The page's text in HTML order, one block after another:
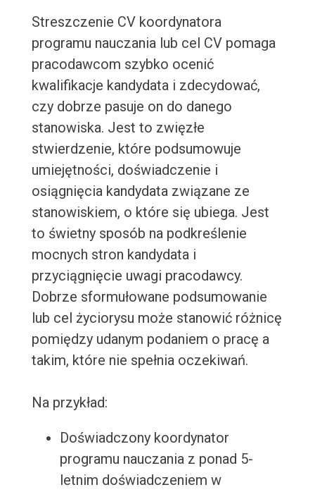
Streszczenie CV koordynatora
programu nauczania lub cel CV pomaga
pracodawcom szybko ocenić
kwalifikacje kandydata i zdecydować,
czy dobrze pasuje on do danego
stanowiska. Jest to zwięzłe
stwierdzenie, które podsumowuje
umiejętności, doświadczenie i
osiągnięcia kandydata związane ze
stanowiskiem, o które się ubiega. Jest
to świetny sposób na podkreślenie
mocnych stron kandydata i
przyciągnięcie uwagi pracodawcy.
Dobrze sformułowane podsumowanie
lub cel życiorysu może stanowić różnicę
pomiędzy udanym podaniem o pracę a
takim, które nie spełnia oczekiwań.
Na przykład:
Doświadczony koordynator
programu nauczania z ponad 5-
letnim doświadczeniem w